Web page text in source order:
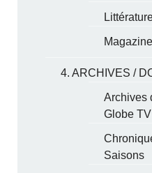
4. ARCHIVES /
Archives
Globe TV
Saisons